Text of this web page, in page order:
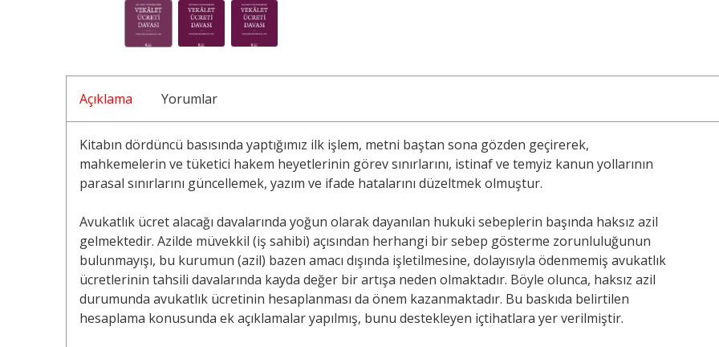
Açıklama Yorumlar
Kitabın dördüncü basısında yaptığımız ilk işlem, metni baştan sona gözden geçirerek,
mahkemelerin ve tüketici hakem heyetlerinin görev sınırlarını, istinaf ve temyiz kanun yollarının
parasal sınırlarını güncellemek, yazım ve ifade hatalarını düzeltmek olmuştur.
Avukatlık ücret alacağı davalarında yoğun olarak dayanılan hukuki sebeplerin başında haksız azil
gelmektedir. Azilde müvekkil (iş sahibi) açısından herhangi bir sebep gösterme zorunluluğunun
bulunmayışı, bu kurumun (azil) bazen amacı dışında işletilmesine, dolayısıyla ödenmemiş avukatlık
ücretlerinin tahsili davalarında kayda değer bir artışa neden olmaktadır. Böyle olunca, haksız azil
durumunda avukatlık ücretinin hesaplanması da önem kazanmaktadır. Bu baskıda belirtilen
hesaplama konusunda ek açıklamalar yapılmış, bunu destekleyen içtihatlara yer verilmiştir.